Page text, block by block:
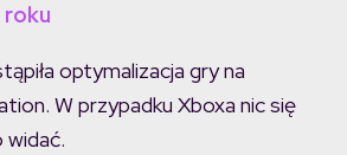
roku
optymalizacja gry na
W przypadku Xboxa nic się
widać.